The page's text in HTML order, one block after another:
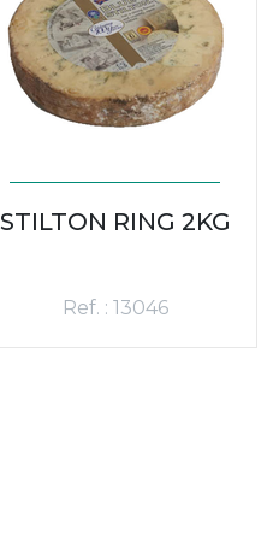
STILTON RING 2KG
Ref. : 13046